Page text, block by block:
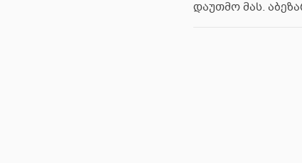
დაუთმო მას.